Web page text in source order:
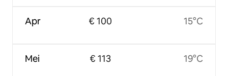
Apr
Mei
€ 100
€ 113
15°C
19°C